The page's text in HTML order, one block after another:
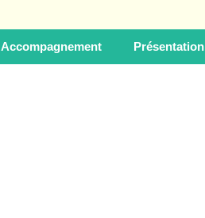
Accompagnement Présentation